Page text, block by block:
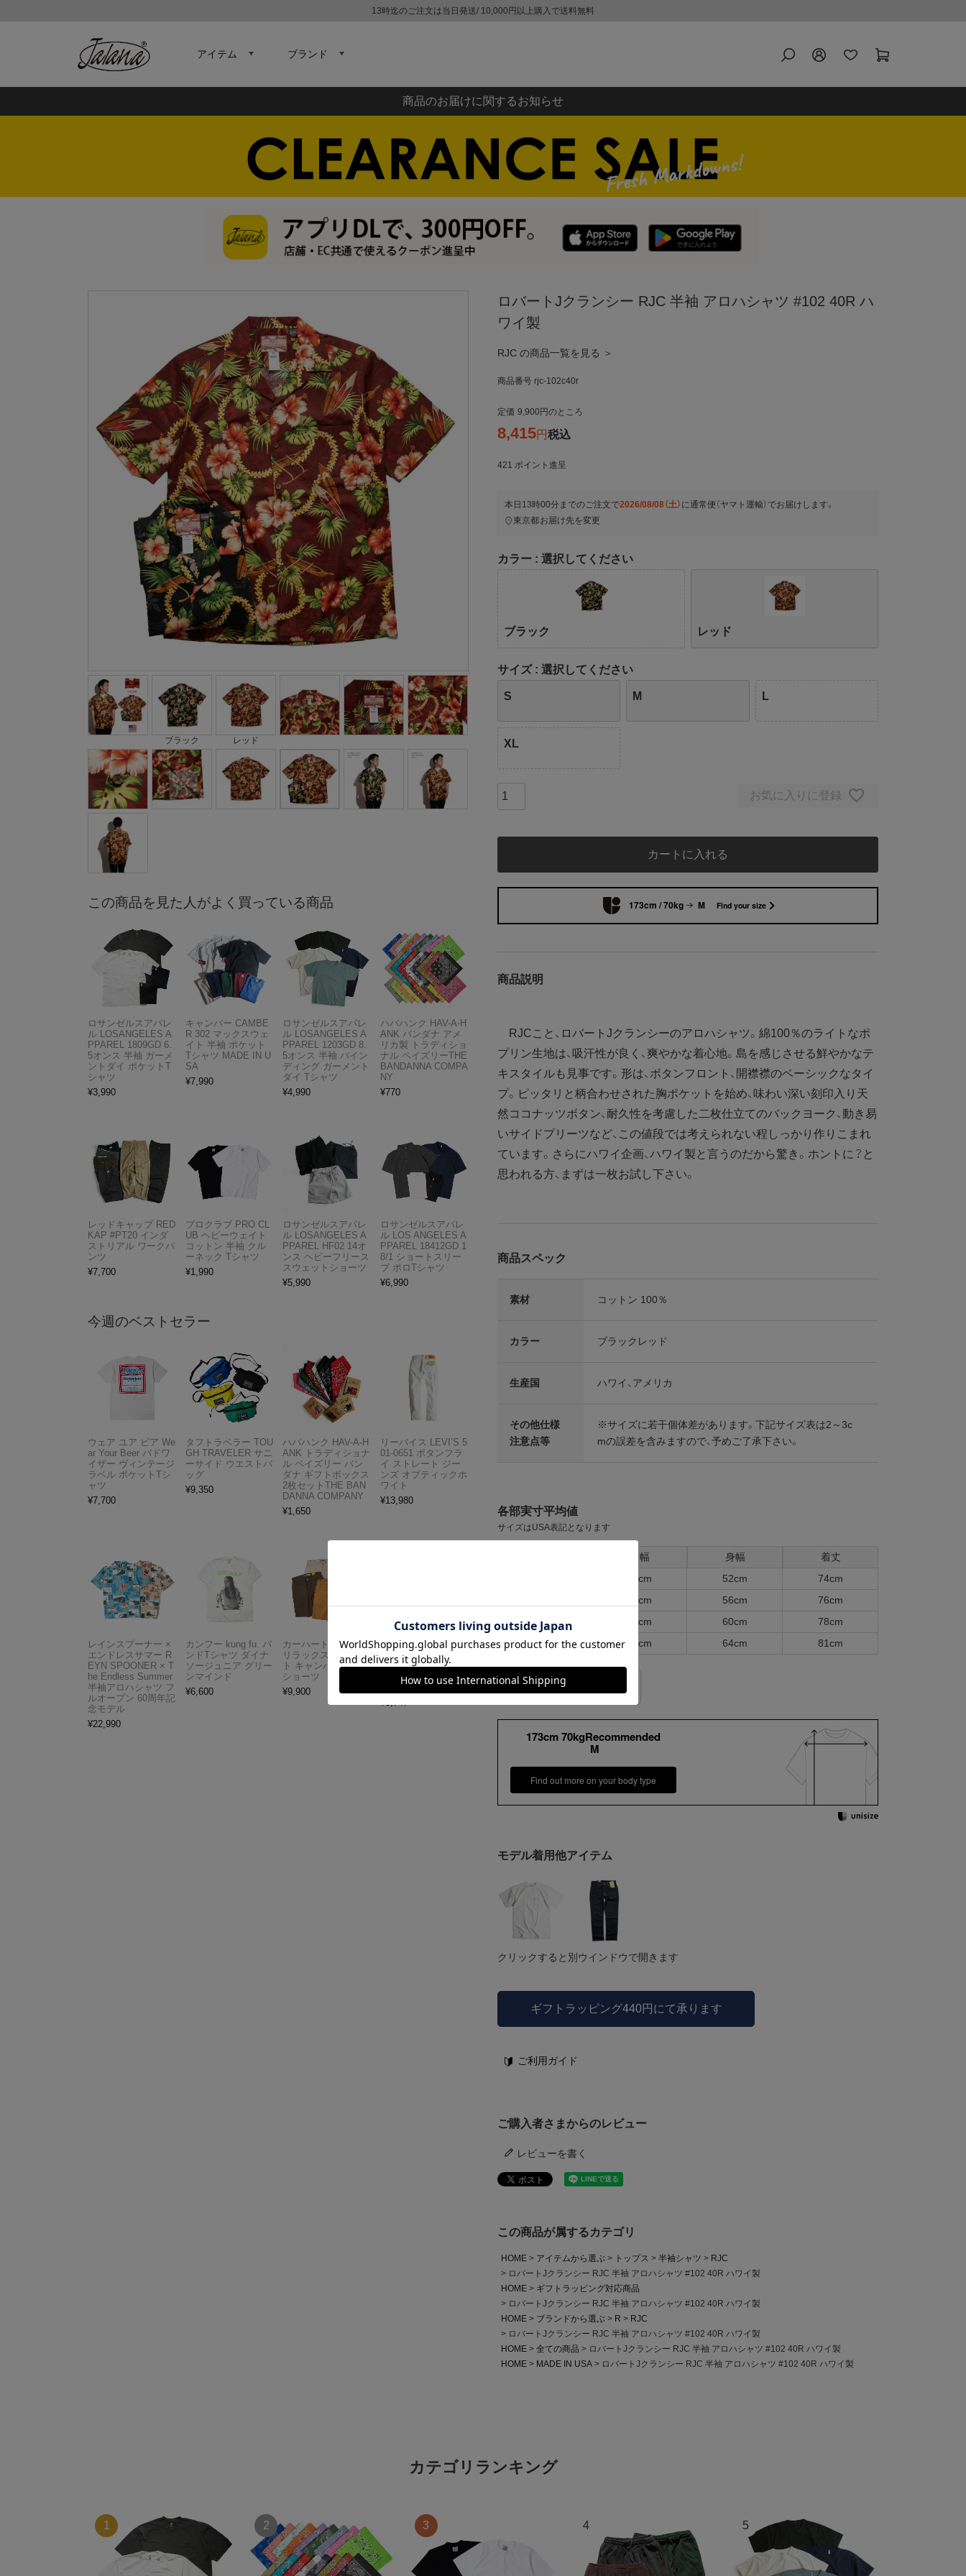
13時迄のご注文は当日発送/ 10,000円以上購入で送料無料
アイテム ブランド
商品のお届けに関するお知らせ
ブラック レッド
ロバートJクランシー RJC 半袖 アロハシャツ #102 40R ハ
ワイ製
RJC の商品一覧を見る ＞
商品番号 rjc-102c40r
定価 9,900 のところ
8,415 税込
421 ポイント進呈
本日 13時00分 までのご注文で2026/08/08（土） に通常便（ヤマト運輸） でお届けします。
東京都お届け先を変更
カラー 選択してください
ブラック レッド
サイズ 選択してください
S M L
XL
お気に入りに登録
カートに入れる
173cm / 70kg M Find your size
商品説明
RJCこと、ロバートJクランシーのアロハシャツ。綿100％のライトなポ
プリン生地は、吸汗性が良く、爽やかな着心地。島を感じさせる鮮やかなテ
キスタイルも見事です。形は、ボタンフロント、開襟襟のベーシックなタイ
プ。ピッタリと柄合わせされた胸ポケットを始め、味わい深い刻印入り天
然ココナッツボタン、耐久性を考慮した二枚仕立てのバックヨーク、動き易
いサイドプリーツなど、この値段では考えられない程しっかり作りこまれ
ています。さらにハワイ企画、ハワイ製と言うのだから驚き。ホントに？と
思われる方、まずは一枚お試し下さい。
商品スペック
素材 コットン 100％
カラー ブラックレッド
生産国 ハワイ、アメリカ
その他仕様
注意点等
※サイズに若干個体差があります。下記サイズ表は2～3c
mの誤差を含みますので、予めご了承下さい。
各部実寸平均値
サイズはUSA表記となります
肩幅 身幅
着丈
46cm 52cm
74cm
48cm 56cm
76cm
L
50cm 60cm
78cm
XL
52cm 64cm 81cm
サイズの測り方
173cm 70kgRecommended
M
Find out more on your body type
モデル着用他アイテム
クリックすると別ウインドウで開きます
ギフトラッピング440円にて承ります
ご利用ガイド
ご購入者さまからのレビュー
レビューを書く
この商品が属するカテゴリ
HOME アイテムから選ぶ トップス 半袖シャツ
RJC
ロバートJクランシー RJC 半袖 アロハシャツ #102 40R ハワイ製
HOME
ギフトラッピング対応商品
ロバートJクランシー RJC 半袖 アロハシャツ #102 40R ハワイ製
HOME
ブランドから選ぶ R
RJC
ロバートJクランシー RJC 半袖 アロハシャツ #102 40R ハワイ製
HOME
全ての商品
ロバートJクランシー RJC 半袖 アロハシャツ #102 40R ハワイ製
HOME
MADE IN USA ロバートJクランシー RJC 半袖 アロハシャツ #102 40R ハワイ製
この商品を見た人がよく買っている商品
ロサンゼルスアパレ
ル LOSANGELES A
PPAREL 1809GD 6.
5オンス 半袖 ガーメ
ントダイ ポケットT
シャツ
¥3,990
キャンバー CAMBE
R 302 マックスウェ
イト 半袖 ポケット
Tシャツ MADE IN U
SA
¥7,990
ロサンゼルスアパレ
ル LOSANGELES A
PPAREL 1203GD 8.
5オンス 半袖 バイン
ディング ガーメント
ダイ Tシャツ
¥4,990
ハバハンク HAV-A-H
ANK バンダナ アメ
リカ製 トラディショ
ナル ペイズリーTHE
BANDANNA COMPA
NY
¥770
レッドキャップ RED
KAP #PT20 インダ
ストリアル ワークパ
ンツ
¥7,700
プロクラブ PRO CL
UB ヘビーウェイト
コットン 半袖 クル
ーネック Tシャツ
¥1,990
ロサンゼルスアパレ
ル LOSANGELES A
PPAREL HF02 14オ
ンス ヘビーフリース
スウェットショーツ
¥5,990
ロサンゼルスアパレ
ル LOS ANGELES A
PPAREL 18412GD 1
8/1 ショートスリー
ブ ポロTシャツ
¥6,990
今週のベストセラー
ウェア ユア ビア We
ar Your Beer バドワ
イザー ヴィンテージ
ラベル ポケットTシ
ャツ
¥7,700
タフトラベラー TOU
GH TRAVELER サニ
ーサイド ウエストバ
ッグ
¥9,350
ハバハンク HAV-A-H
ANK トラディショナ
ル ペイズリー バン
ダナ ギフトボックス
2枚セットTHE BAN
DANNA COMPANY
¥1,650
リーバイス LEVI’S 5
01-0651 ボタンフラ
イ ストレート ジー
ンズ オプティックホ
ワイト
¥13,980
レインスプーナー ×
エンドレスサマー R
EYN SPOONER × T
he Endless Summer
半袖アロハシャツ フ
ルオープン 60周年記
念モデル
¥22,990
カンフー kung fu. バ
ンドTシャツ ダイナ
ソージュニア グリー
ンマインド
¥6,600
カーハート Carhartt
リラックスドフィッ
ト キャンバスワーク
ショーツ
¥9,900
アメリカンクラシッ
クス AMERICAN CL
ASSICS ムービーT
シャツ フォレストガ
ンプ ロゴ＆ベンチ
カテゴリランキング